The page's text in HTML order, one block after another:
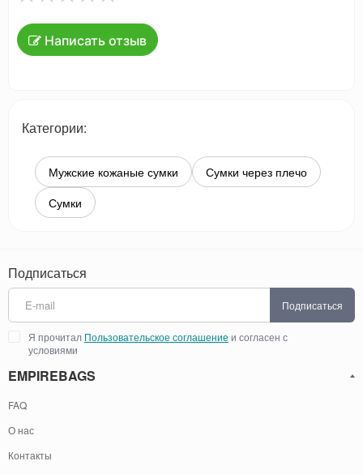
Написать отзыв
Категории:
Мужские кожаные сумки
Сумки через плечо
Сумки
Подписаться
Подписаться
Я прочитал Пользовательское соглашение и согласен с
условиями
EMPIREBAGS
FAQ
О нас
Контакты